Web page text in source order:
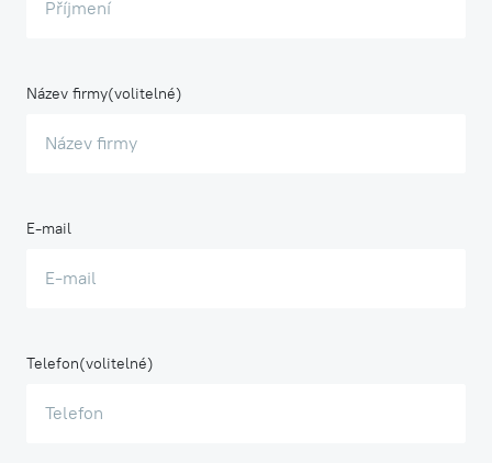
Název firmy
E-mail
Telefon